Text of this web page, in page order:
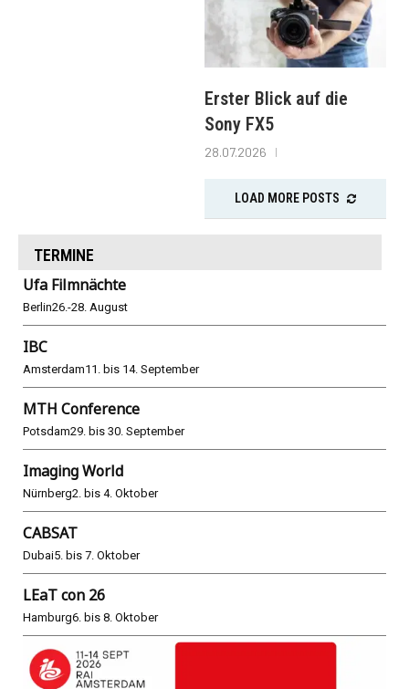
Erster Blick auf die
Sony FX5
28.07.2026
LOAD MORE POSTS
TERMINE
Ufa Filmnächte
Berlin26.-28. August
IBC
Amsterdam11. bis 14. September
MTH Conference
Potsdam29. bis 30. September
Imaging World
Nürnberg2. bis 4. Oktober
CABSAT
Dubai5. bis 7. Oktober
LEaT con 26
Hamburg6. bis 8. Oktober